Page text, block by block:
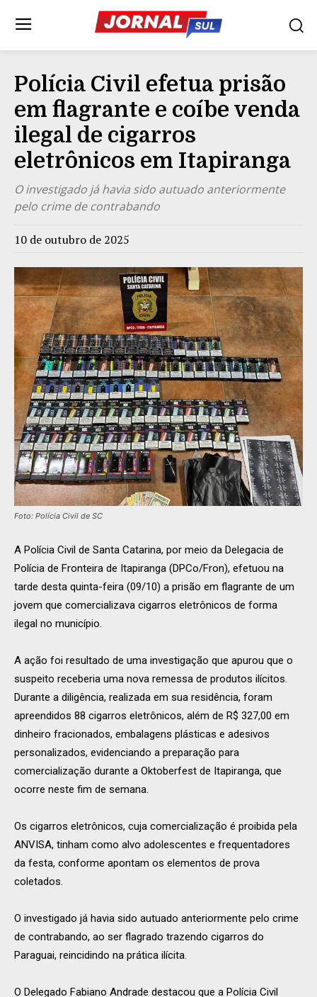
Polícia Civil efetua prisão
em flagrante e coíbe venda
ilegal de cigarros
eletrônicos em Itapiranga
O investigado já havia sido autuado anteriormente
pelo crime de contrabando
10 de outubro de 2025
Foto: Polícia Civil de SC
A Polícia Civil de Santa Catarina, por meio da Delegacia de
Polícia de Fronteira de Itapiranga (DPCo/Fron), efetuou na
tarde desta quinta-feira (09/10) a prisão em flagrante de um
jovem que comercializava cigarros eletrônicos de forma
ilegal no município.
A ação foi resultado de uma investigação que apurou que o
suspeito receberia uma nova remessa de produtos ilícitos.
Durante a diligência, realizada em sua residência, foram
apreendidos 88 cigarros eletrônicos, além de R$ 327,00 em
dinheiro fracionados, embalagens plásticas e adesivos
personalizados, evidenciando a preparação para
comercialização durante a Oktoberfest de Itapiranga, que
ocorre neste fim de semana.
Os cigarros eletrônicos, cuja comercialização é proibida pela
ANVISA, tinham como alvo adolescentes e frequentadores
da festa, conforme apontam os elementos de prova
coletados.
O investigado já havia sido autuado anteriormente pelo crime
de contrabando, ao ser flagrado trazendo cigarros do
Paraguai, reincidindo na prática ilícita.
O Delegado Fabiano Andrade destacou que a Polícia Civil